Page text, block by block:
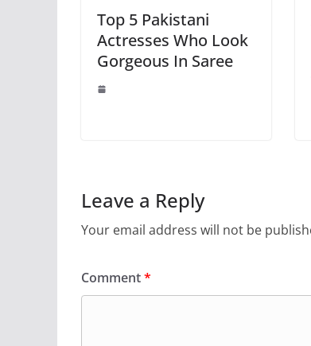
Top 5 Pakistani
Actresses Who Look
Gorgeous In Saree
Leave a Reply
Your email address will not be
Comment*